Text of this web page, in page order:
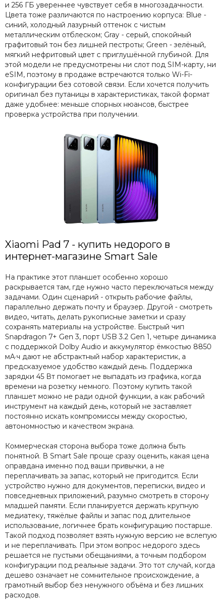
и 256 ГБ увереннее чувствует себя в многозадачности.
Цвета тоже различаются по настроению корпуса: Blue -
синий, холодный лазурный оттенок с чистым
металлическим отблеском; Gray - серый, спокойный
графитовый тон без лишней пестроты; Green - зелёный,
мягкий нефритовый цвет с приглушённой глубиной. Для
этой модели не предусмотрены ни слот под SIM-карту, ни
eSIM, поэтому в продаже встречаются только Wi-Fi-
конфигурации без сотовой связи. Если хочется получить
оригинал без путаницы в характеристиках, такой формат
даже удобнее: меньше спорных нюансов, быстрее
проверка устройства при получении.
Xiaomi Pad 7 - купить недорого в
интернет-магазине Smart Sale
На практике этот планшет особенно хорошо
раскрывается там, где нужно часто переключаться между
задачами. Один сценарий - открыть рабочие файлы,
параллельно держать почту и браузер. Другой - смотреть
видео, читать, делать рукописные заметки и сразу
сохранять материалы на устройстве. Быстрый чип
Snapdragon 7+ Gen 3, порт USB 3.2 Gen 1, четыре динамика
с поддержкой Dolby Audio и аккумулятор ёмкостью 8850
мА·ч дают не абстрактный набор характеристик, а
предсказуемое удобство каждый день. Поддержка
зарядки 45 Вт помогает не выпадать из графика, когда
времени на розетку немного. Поэтому купить такой
планшет можно не ради одной функции, а как рабочий
инструмент на каждый день, который не заставляет
постоянно искать компромиссы между скоростью,
автономностью и качеством экрана.
Коммерческая сторона выбора тоже должна быть
понятной. В Smart Sale проще сразу оценить, какая цена
оправдана именно под ваши привычки, а не
переплачивать за запас, который не пригодится. Если
устройство нужно для документов, переписки, видео и
повседневных приложений, разумно смотреть в сторону
младшей памяти. Если планируется держать крупную
медиатеку, тяжёлые файлы и запас под длительное
использование, логичнее брать конфигурацию постарше.
Такой подход позволяет взять нужную версию не вслепую
и не переплачивать. При этом вопрос недорого здесь
решается не пустыми обещаниями, а точным подбором
конфигурации под реальные задачи. Это тот случай, когда
дешево означает не сомнительное происхождение, а
грамотный выбор без ненужного объёма и без лишних
расходов.